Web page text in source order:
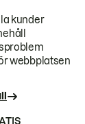
kunder
webbplatsen